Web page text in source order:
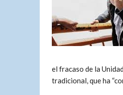
el fracaso de la
tradicional, que ha